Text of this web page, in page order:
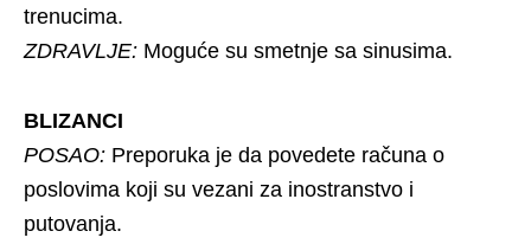
trenucima.
ZDRAVLJE: Moguće su smetnje sa sinusima.
BLIZANCI
POSAO: Preporuka je da povedete računa o
poslovima koji su vezani za inostranstvo i
putovanja.